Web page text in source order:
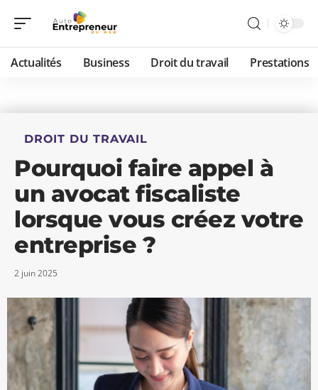
Actualités Business Droit du travail Prestations
DROIT DU TRAVAIL
Pourquoi faire appel à
un avocat fiscaliste
lorsque vous créez votre
entreprise ?
2 juin 2025